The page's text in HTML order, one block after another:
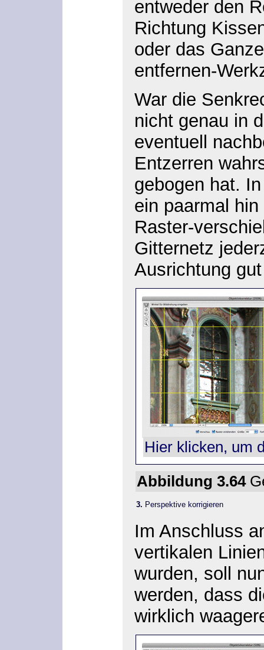
entweder den
Richtung
oder das
entfernen-
War die
nicht genau in
eventuell
Entzerren
gebogen hat.
ein paarmal
Raster-
Gitternetz
Ausrichtung
Hier klicken, um
Abbildung 3.64
3. Perspektive korrigieren
Im Anschluss
vertikalen
wurden, soll
werden, dass
wirklich